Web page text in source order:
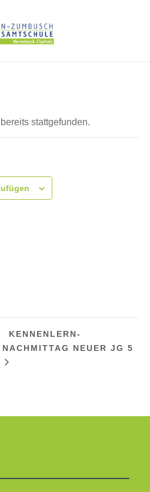
stattgefunden.
KENNENLERN-
NACHMITTAG NEUER JG 5